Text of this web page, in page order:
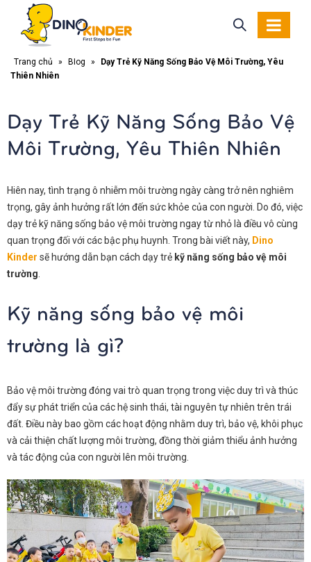
Trang chủ » Blog »
Dạy Trẻ Kỹ Năng Sống Bảo Vệ Môi Trường, Yêu
Thiên Nhiên
Dạy Trẻ Kỹ Năng Sống Bảo Vệ
Môi Trường, Yêu Thiên Nhiên
Hiên nay, tình trạng ô nhiễm môi trường ngày càng trở nên nghiêm
trọng, gây ảnh hưởng rất lớn đến sức khỏe của con người. Do đó, việc
dạy trẻ kỹ năng sống bảo vệ môi trường ngay từ nhỏ là điều vô cùng
quan trọng đối với các bậc phụ huynh. Trong bài viết này, Dino
Kinder sẽ hướng dẫn bạn cách dạy trẻ kỹ năng sống bảo vệ môi
trường
Kỹ năng sống bảo vệ môi
trường là gì?
Bảo vệ môi trường đóng vai trò quan trọng trong việc duy trì và thúc
đẩy sự phát triển của các hệ sinh thái, tài nguyên tự nhiên trên trái
đất. Điều này bao gồm các hoạt động nhằm duy trì, bảo vệ, khôi phục
và cải thiện chất lượng môi trường, đồng thời giảm thiểu ảnh hưởng
và tác động của con người lên môi trường.